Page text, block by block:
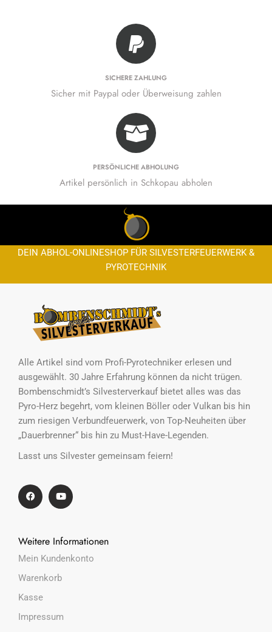
SICHERE ZAHLUNG
Sicher mit Paypal oder Überweisung zahlen
PERSÖNLICHE ABHOLUNG
Artikel persönlich in Schkopau abholen
DEIN ABHOL-ONLINESHOP FÜR SILVESTERFEUERWERK &
PYROTECHNIK
Alle Artikel sind vom Profi-Pyrotechniker erlesen und
ausgewählt. 30 Jahre Erfahrung können da nicht trügen.
Bombenschmidt’s Silvesterverkauf bietet alles was das
Pyro-Herz begehrt, vom kleinen Böller oder Vulkan bis hin
zum riesigen Verbundfeuerwerk, von Top-Neuheiten über
„Dauerbrenner“ bis hin zu Must-Have-Legenden.
Lasst uns Silvester gemeinsam feiern!
Weitere Informationen
Mein Kundenkonto
Warenkorb
Kasse
Impressum